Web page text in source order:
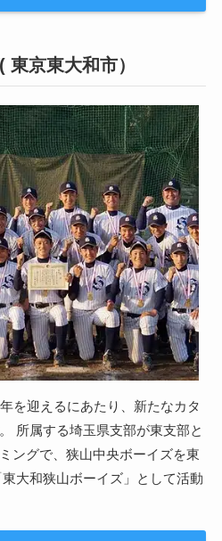
京東大和市）
を迎えるにあたり、新たなカタ
所属する埼玉県支部が東支部と
ングで、狭山中央ボーイズを東
大和狭山ボーイズ」として活動